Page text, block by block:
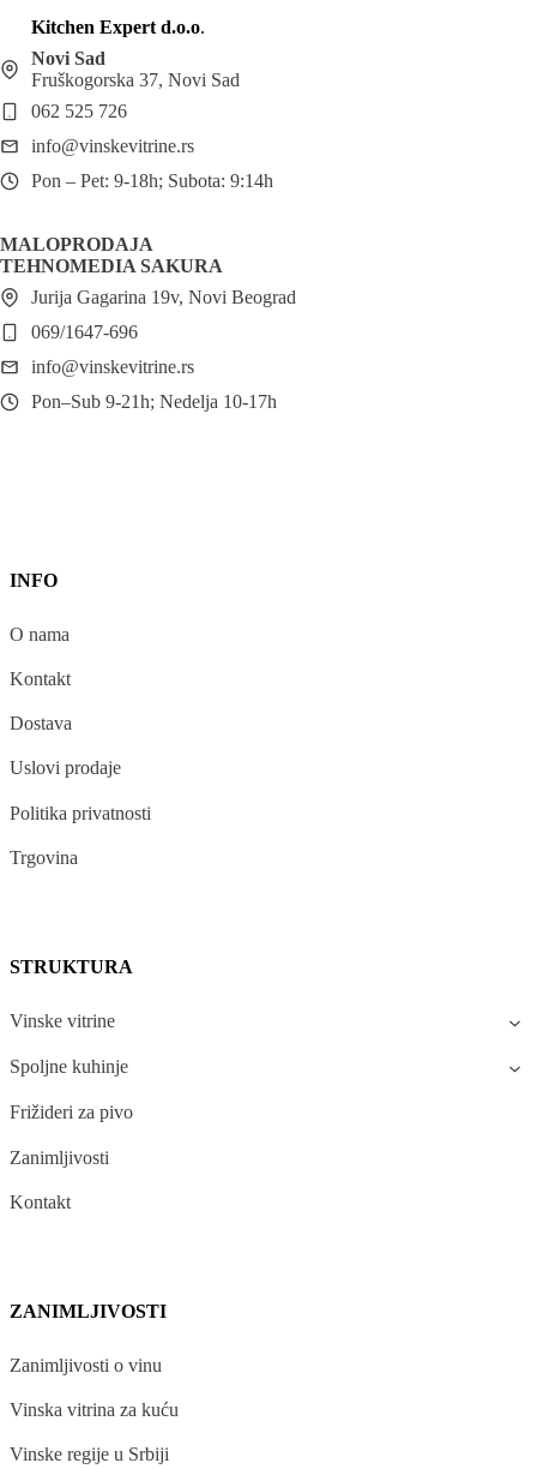
Kitchen Expert d.o.o.
Novi Sad
Fruškogorska 37, Novi Sad
062 525 726
info@vinskevitrine.rs
Pon – Pet: 9-18h; Subota: 9:14h
MALOPRODAJA
TEHNOMEDIA SAKURA
Jurija Gagarina 19v, Novi Beograd
069/1647-696
info@vinskevitrine.rs
Pon–Sub 9-21h; Nedelja 10-17h
INFO
O nama
Kontakt
Dostava
Uslovi prodaje
Politika privatnosti
Trgovina
STRUKTURA
Vinske vitrine
Spoljne kuhinje
Frižideri za pivo
Zanimljivosti
Kontakt
ZANIMLJIVOSTI
Zanimljivosti o vinu
Vinska vitrina za kuću
Vinske regije u Srbiji